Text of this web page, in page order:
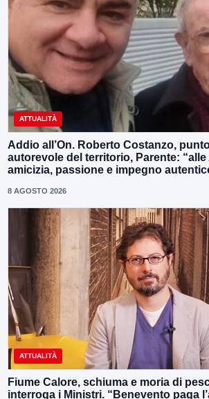
ATTUALITÀ
Addio all’On. Roberto Costanzo,
autorevole del territorio, Parente:
amicizia, passione e impegno
8 AGOSTO 2026
ATTUALITÀ
Fiume Calore, schiuma e moria di
interroga i Ministri. “Benevento paga